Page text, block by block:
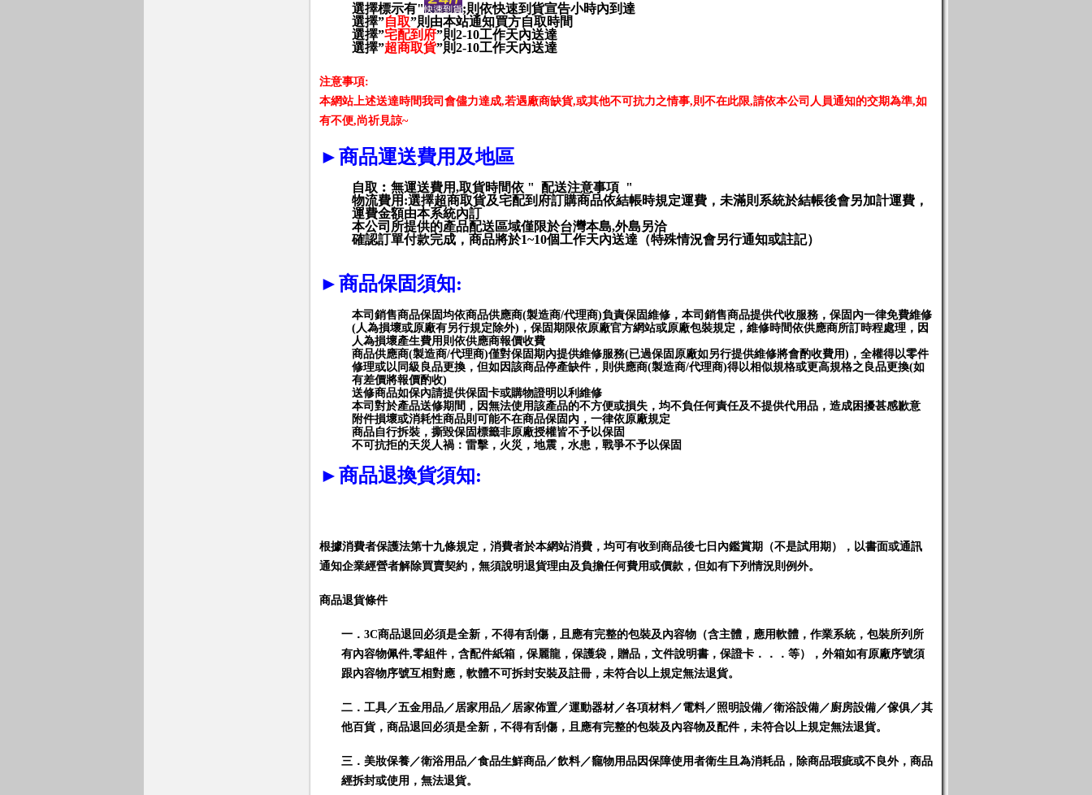
選擇標示有" ;則依快速到貨宣告小時內到達
選擇”自取”則由本站通知買方自取時間
選擇”宅配到府”則2-10工作天內送達
選擇”超商取貨”則2-10工作天內送達
注意事項:
本網站上述送達時間我司會儘力達成,若遇廠商缺貨,或其他不可抗力之情事,則不在此限,請依本公司人員通知的交期為準,如
有不便,尚祈見諒~
►商品運送費用及地區
自取︰無運送費用,取貨時間依 " 配送注意事項 "
物流費用 :選擇超商取貨及宅配到府訂購商品依結帳時規定運費，未滿則系統於結帳後會另加計運費，
運費金額由本系統內訂
本公司所提供的產品配送區域僅限於台灣本島,外島另洽
確認訂單付款完成，商品將於1~10個工作天內送達（特殊情況會另行通知或註記）
►商品保固須知:
本司銷售商品保固均依商品供應商(製造商/代理商)負責保固維修，本司銷售商品提供代收服務，保固內一律免費維修
(人為損壞或原廠有另行規定除外)，保固期限依原廠官方網站或原廠包裝規定，維修時間依供應商所訂時程處理，因
人為損壞產生費用則依供應商報價收費
商品供應商(製造商/代理商)僅對保固期內提供維修服務(已過保固原廠如另行提供維修將會酌收費用)，全權得以零件
修理或以同級良品更換，但如因該商品停產缺件，則供應商(製造商/代理商)得以相似規格或更高規格之良品更換(如
有差價將報價酌收)
送修商品如保內請提供保固卡或購物證明以利維修
本司對於產品送修期間，因無法使用該產品的不方便或損失，均不負任何責任及不提供代用品，造成困擾甚感歉意
附件損壞或消耗性商品則可能不在商品保固內，一律依原廠規定
商品自行拆裝，撕毀保固標籤非原廠授權皆不予以保固
不可抗拒的天災人禍：雷擊，火災，地震，水患，戰爭不予以保固
►商品退換貨須知:
根據消費者保護法第十九條規定，消費者於本網站消費，均可有收到商品後七日內鑑賞期（不是試用期）
，以書面或通訊
通知企業經營者解除買賣契約，無須說明退貨理由及負擔任何費用或價款，但如有下列情況則例外。
商品退貨條件
一．3C商品退回必須是全新，不得有刮傷，且應有完整的包裝及內容物（含主體，應用軟體，作業系統，包裝所列所
有內容物佩件,零組件，含配件紙箱，保麗龍，保護袋，贈品，文件說明書，保證卡．．．等），外箱如有原廠序號須
跟內容物序號互相對應，軟體不可拆封安裝及註冊，未符合以上規定無法退貨。
二．工具／五金用品／居家用品／居家佈置／運動器材／各項材料／電料／照明設備／衛浴設備／廚房設備／傢俱／其
他百貨，商品退回必須是全新，不得有刮傷，且應有完整的包裝及內容物及配件，未符合以上規定無法退貨。
三．美妝保養／衛浴用品／食品生鮮商品／飲料／竉物用品因保障使用者衛生且為消耗品，除商品瑕疵或不良外，商品
經拆封或使用，無法退貨。